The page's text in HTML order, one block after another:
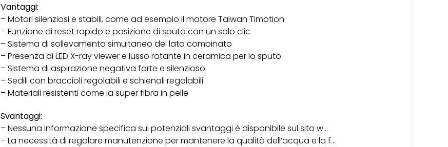
Vantaggi:
– Motori silenziosi e stabili, come ad esempio il motore Taiwan Timotion
– Funzione di reset rapido e posizione di sputo con un solo clic
– Sistema di sollevamento simultaneo del lato combinato
– Presenza di LED X-ray viewer e lusso rotante in ceramica per lo sputo
– Sistema di aspirazione negativa forte e silenzioso
– Sedili con braccioli regolabili e schienali regolabili
– Materiali resistenti come la super fibra in pelle
Svantaggi:
– Nessuna informazione specifica sui potenziali svantaggi è disponibile sul sito w…
– La necessità di regolare manutenzione per mantenere la qualità dell’acqua e la f…